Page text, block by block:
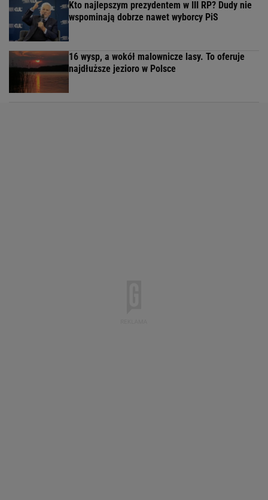
Kto najlepszym prezydentem w III RP? Dudy nie
wspominają dobrze nawet wyborcy PiS
16 wysp, a wokół malownicze lasy. To oferuje
najdłuższe jezioro w Polsce